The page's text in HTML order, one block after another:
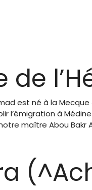
de
est né à la Mecque
l’émigration à
maître Abou Bakr